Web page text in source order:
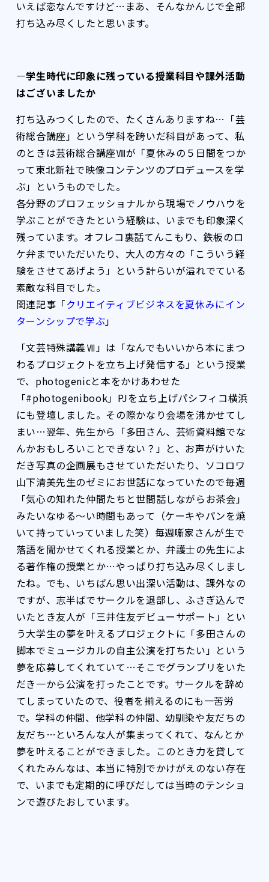
いえば恋なんですけど…まあ、そんなかんじで全部
打ち込み尽くしたと思います。
―学生時代に印象に残っている授業科目や課外活動
はございましたか
打ち込みつくしたので、たくさんありますね…「芸
術総合講座」という学科を跨いだ科目があって、私
のときは芸術総合講座Ⅷが「夏休みの５日間をつか
って東北新社で映像コンテンツのプロデュースを学
ぶ」というものでした。
各分野のプロフェッショナルから現場でノウハウを
学ぶことができたという経験は、いまでも印象深く
残っています。オフレコ裏話てんこもり、鉄板のロ
ケ弁までいただいたり、大人の方々の「こういう経
験をさせてあげよう」という計らいが溢れでている
素敵な科目でした。
関連記事「クリエイティブビジネスを夏休みにイン
ターンシップで学ぶ」
「文芸特殊講義Ⅶ」は「なんでもいいから本にまつ
わるプロジェクトを立ち上げ発信する」という授業
で、photogenicと本をかけあわせた
「#photogenibook」PJを立ち上げパシフィコ横浜
にも登壇しました。その際かなり会場を沸かせてし
まい…翌年、先生から「多田さん、芸術資料館でな
んかおもしろいことできない？」と、お声がけいた
だき写真の企画展もさせていただいたり、ソコロワ
山下清美先生のゼミにお世話になっていたので毎週
「気心の知れた仲間たちと世間話しながらお茶会」
みたいなゆる〜い時間もあって（ケーキやパンを焼
いて持っていっていました笑）毎週噺家さんが生で
落語を聞かせてくれる授業とか、弁護士の先生によ
る著作権の授業とか…やっぱり打ち込み尽くしまし
たね。でも、いちばん思い出深い活動は、課外なの
ですが、志半ばでサークルを退部し、ふさぎ込んで
いたとき友人が「三井住友デビューサポート」とい
う大学生の夢を叶えるプロジェクトに「多田さんの
脚本でミュージカルの自主公演を打ちたい」という
夢を応募してくれていて…そこでグランプリをいた
だき一から公演を打ったことです。サークルを辞め
てしまっていたので、役者を揃えるのにも一苦労
で。学科の仲間、他学科の仲間、幼馴染や友だちの
友だち…といろんな人が集まってくれて、なんとか
夢を叶えることができました。このとき力を貸して
くれたみんなは、本当に特別でかけがえのない存在
で、いまでも定期的に呼びだしては当時のテンショ
ンで遊びたおしています。